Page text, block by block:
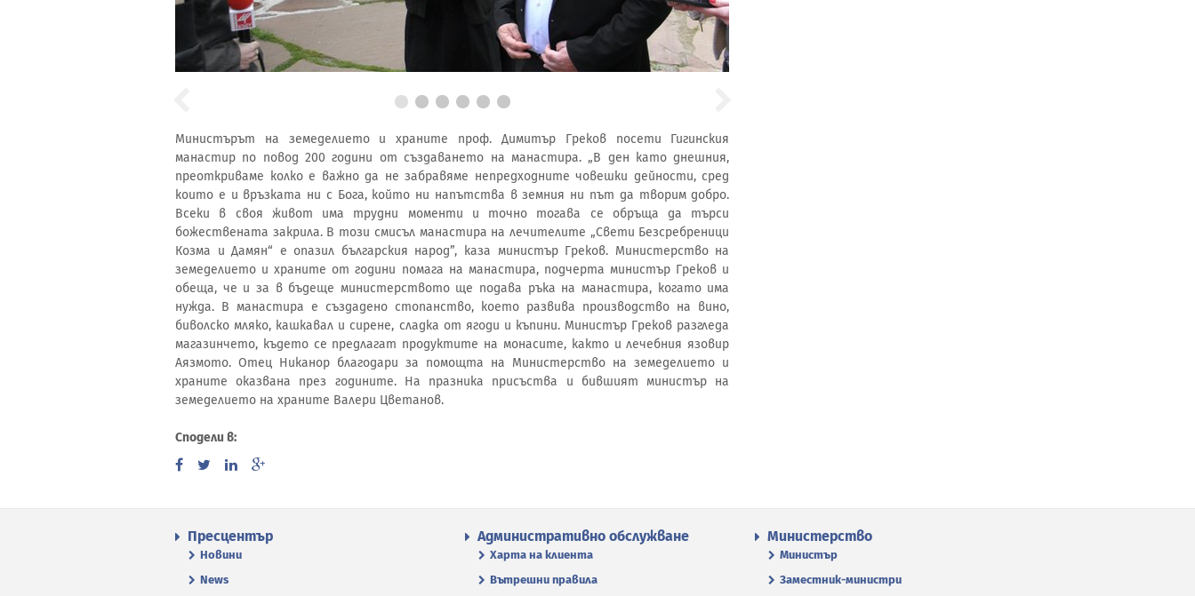
Министърът на земеделието и храните проф. Димитър Греков посети Гигинския
манастир по повод 200 години от създаването на манастира. „В ден като днешния,
преоткриваме колко е важно да не забравяме непредходните човешки дейности, сред
които е и връзката ни с Бога, който ни напътства в земния ни път да творим добро.
Всеки в своя живот има трудни моменти и точно тогава се обръща да търси
божествената закрила. В този смисъл манастира на лечителите „Свети Безсребреници
Козма и Дамян“ е опазил българския народ”, каза министър Греков. Министерство на
земеделието и храните от години помага на манастира, подчерта министър Греков и
обеща, че и за в бъдеще министерството ще подава ръка на манастира, когато има
нужда. В манастира е създадено стопанство, което развива производство на вино,
биволско мляко, кашкавал и сирене, сладка от ягоди и къпини. Министър Греков разгледа
магазинчето, където се предлагат продуктите на монасите, както и лечебния язовир
Аязмото. Отец Никанор благодари за помощта на Министерство на земеделието и
храните оказвана през годините. На празника присъства и бившият министър на
земеделието на храните Валери Цветанов.
Сподели в:
Пресцентър
Новини
News
Административно обслужване
Харта на клиента
Вътрешни правила
Министерство
Министър
Заместник-министри